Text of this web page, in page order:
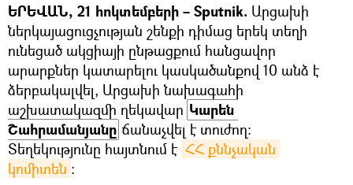
ԵՐԵՎԱՆ, 21 հոկտեմբերի – Sputnik. Արցախի
ներկայացուցչության շենքի դիմաց երեկ տեղի
ունեցած ակցիայի ընթացքում հանցավոր
արարքներ կատարելու կասկածանքով 10 անձ է
ձերբակալվել, Արցախի նախագահի
աշխատակազմի ղեկավար Կարեն
Շահրամանյանը ճանաչվել է տուժող։
Տեղեկությունը հայտնում է ՀՀ քննչական
կոմիտեն ։